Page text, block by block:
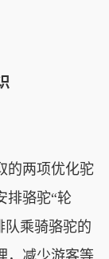
两项优化驼
排骆驼“轮
队乘骑骆驼的
，减少游客等